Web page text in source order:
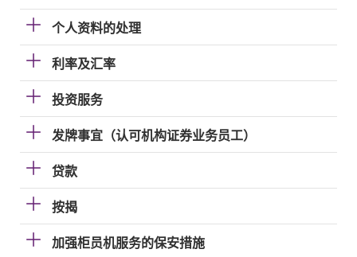
个人资料的处理
利率及汇率
投资服务
发牌事宜（认可机构证券业务员工）
贷款
按揭
加强柜员机服务的保安措施